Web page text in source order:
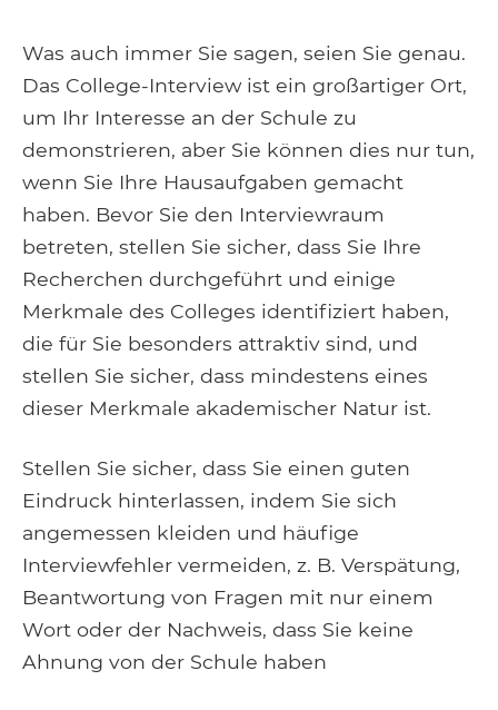
Was auch immer Sie sagen, seien Sie genau.
Das College-Interview ist ein großartiger Ort,
um Ihr Interesse an der Schule zu
demonstrieren, aber Sie können dies nur tun,
wenn Sie Ihre Hausaufgaben gemacht
haben. Bevor Sie den Interviewraum
betreten, stellen Sie sicher, dass Sie Ihre
Recherchen durchgeführt und einige
Merkmale des Colleges identifiziert haben,
die für Sie besonders attraktiv sind, und
stellen Sie sicher, dass mindestens eines
dieser Merkmale akademischer Natur ist.
Stellen Sie sicher, dass Sie einen guten
Eindruck hinterlassen, indem Sie sich
angemessen kleiden und häufige
Interviewfehler vermeiden, z. B. Verspätung,
Beantwortung von Fragen mit nur einem
Wort oder der Nachweis, dass Sie keine
Ahnung von der Schule haben